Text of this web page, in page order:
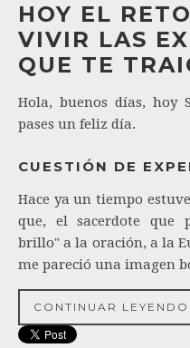
HOY EL
VIVIR LAS
QUE TE
Hola, buenos días, hoy
pases un feliz día.
CUESTIÓN DE
Hace ya un tiempo
que, el sacerdote que
brillo" a la oración, a la
me pareció una imagen
CONTINUAR LEYENDO